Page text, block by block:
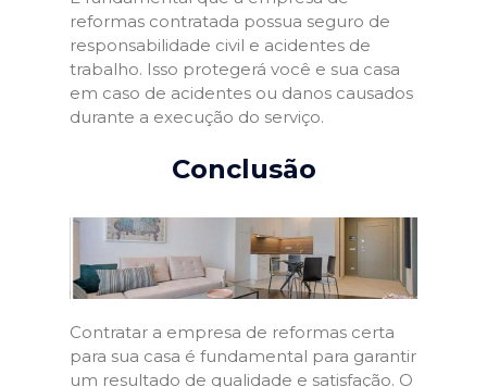
reformas contratada possua seguro de
responsabilidade civil e acidentes de
trabalho. Isso protegerá você e sua casa
em caso de acidentes ou danos causados
durante a execução do serviço.
Conclusão
Contratar a empresa de reformas certa
para sua casa é fundamental para garantir
um resultado de qualidade e satisfação. O